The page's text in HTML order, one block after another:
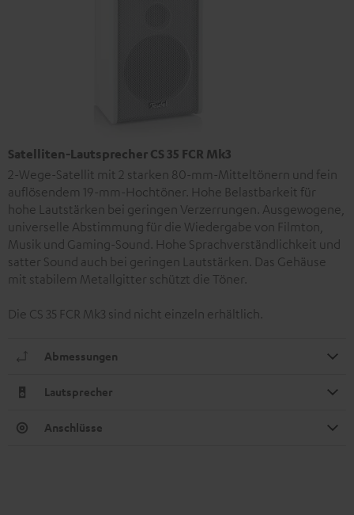
Satelliten-Lautsprecher CS 35 FCR Mk3
2-Wege-Satellit mit 2 starken 80-mm-Mitteltönern und fein
auflösendem 19-mm-Hochtöner. Hohe Belastbarkeit für
hohe Lautstärken bei geringen Verzerrungen. Ausgewogene,
universelle Abstimmung für die Wiedergabe von Filmton,
Musik und Gaming-Sound. Hohe Sprachverständlichkeit und
satter Sound auch bei geringen Lautstärken. Das Gehäuse
mit stabilem Metallgitter schützt die Töner.
Die CS 35 FCR Mk3 sind nicht einzeln erhältlich.
Abmessungen
Lautsprecher
Anschlüsse